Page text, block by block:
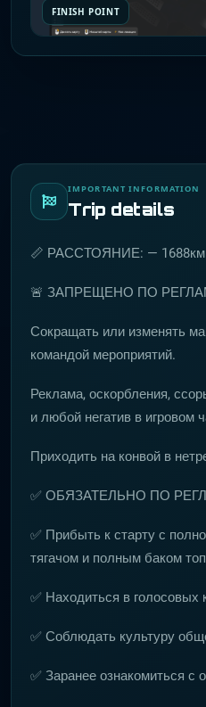
FINISH POINT
IMPORTANT INFORMATION
Trip details
📏 РАССТОЯНИЕ: — 1688км
🚨 ЗАПРЕЩЕНО ПО
Сокращать или изменять
командой мероприятий.
Реклама, оскорбления,
и любой негатив в игровом
Приходить на конвой в
✅ ОБЯЗАТЕЛЬНО ПО
✅ Прибыть к старту с
тягачом и полным баком
✅ Находиться в голосовых
✅ Соблюдать культуру
✅ Заранее ознакомиться с